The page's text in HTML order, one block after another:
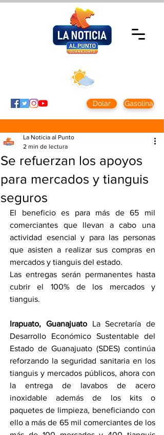
Dolar Gasolina
Se refuerzan los apoyos
para mercados y tianguis
seguros
La Noticia al Punto
2 min de lectura
El beneficio es para más de 65 mil
comerciantes que llevan a cabo una
actividad esencial y para las personas
que asisten a realizar sus compras en
mercados y tianguis del estado.
Las entregas serán permanentes hasta
cubrir el 100% de los mercados y
tianguis.
Irapuato, Guanajuato La Secretaría de
Desarrollo Económico Sustentable del
Estado de Guanajuato (SDES) continúa
reforzando la seguridad sanitaria en los
tianguis y mercados públicos, ahora con
la entrega de lavabos de acero
inoxidable además de los kits o
paquetes de limpieza, beneficiando con
ello a más de 65 mil comerciantes de los